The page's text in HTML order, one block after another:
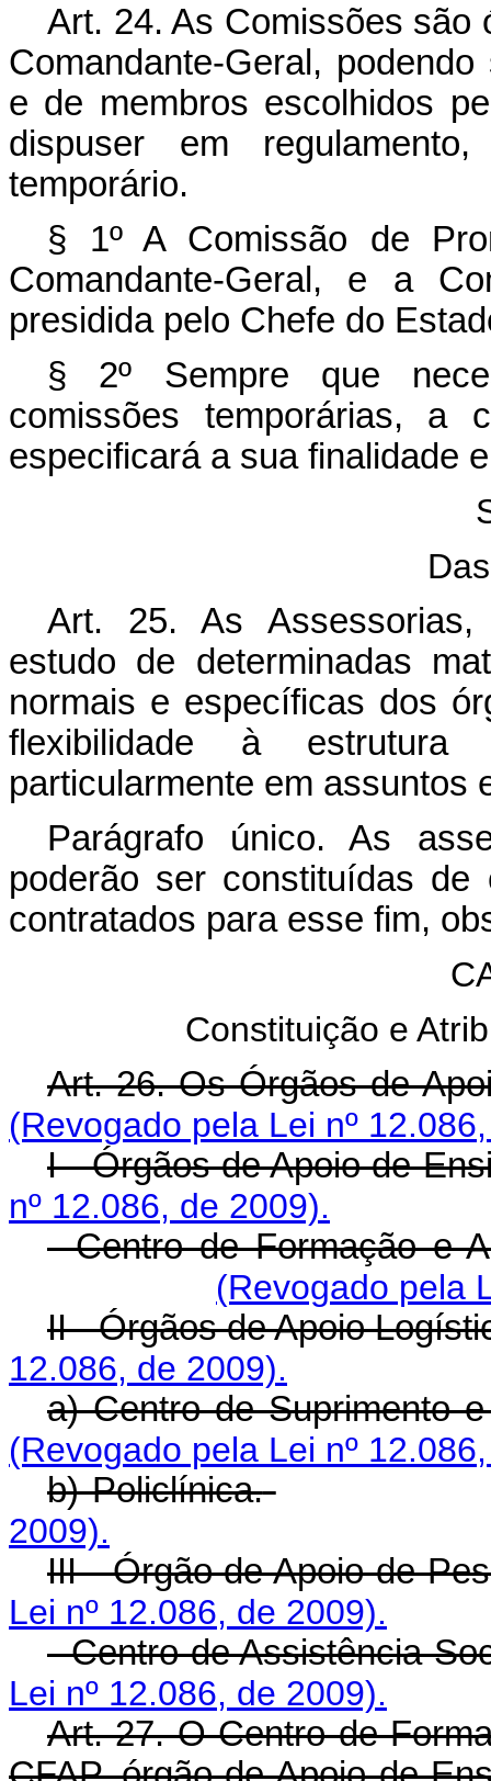
Art. 24. As Comissões são
Comandante-Geral,
e de membros escolhidos
dispuser em
temporário.
§ 1º A Comissão de
Comandante-Geral, e a
presidida pelo Chefe do
§ 2º Sempre que
comissões temporárias, a
especificará a sua finalidade
Art. 25. As Assessorias,
estudo de determinadas
normais e específicas dos
flexibilidade à estrutura
particularmente em assuntos
Parágrafo único. As
poderão ser constituídas de
contratados para esse fim,
Constituição e
Art. 26. Os Órgãos de
(Revogado pela Lei nº
I - Órgãos de Apoio de
nº 12.086, de 2009).
- Centro de Formação e
(Revogado pela
II - Órgãos de Apoio
12.086, de 2009).
a) Centro de Suprimento
(Revogado pela Lei nº
b) Policlínica.
2009).
III - Órgão de Apoio de
Lei nº 12.086, de 2009).
- Centro de Assistência
Lei nº 12.086, de 2009).
Art. 27. O Centro de